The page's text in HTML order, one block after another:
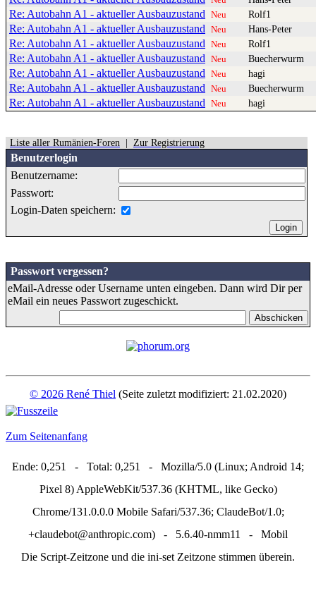
Re: Autobahn A1 - aktueller Ausbauzustand Neu Rolf1
Re: Autobahn A1 - aktueller Ausbauzustand Neu Hans-Peter
Re: Autobahn A1 - aktueller Ausbauzustand Neu Rolf1
Re: Autobahn A1 - aktueller Ausbauzustand Neu Buecherwurm
Re: Autobahn A1 - aktueller Ausbauzustand Neu hagi
Re: Autobahn A1 - aktueller Ausbauzustand Neu Buecherwurm
Re: Autobahn A1 - aktueller Ausbauzustand Neu hagi
Liste aller Rumänien-Foren Zur Registrierung
Benutzerlogin
Benutzername:
Passwort:
Login-Daten speichern:
Passwort vergessen?
eMail-Adresse oder Username unten eingeben. Dann wird Dir per
eMail ein neues Passwort zugeschickt.
© 2026 René Thiel (Seite zuletzt modifiziert: 21.02.2020)
Zum Seitenanfang
Ende: 0,251 - Total: 0,251 - Mozilla/5.0 (Linux; Android 14;
Pixel 8) AppleWebKit/537.36 (KHTML, like Gecko)
Chrome/131.0.0.0 Mobile Safari/537.36; ClaudeBot/1.0;
+claudebot@anthropic.com) - 5.6.40-nmm11 - Mobil
Die Script-Zeitzone und die ini-set Zeitzone stimmen überein.